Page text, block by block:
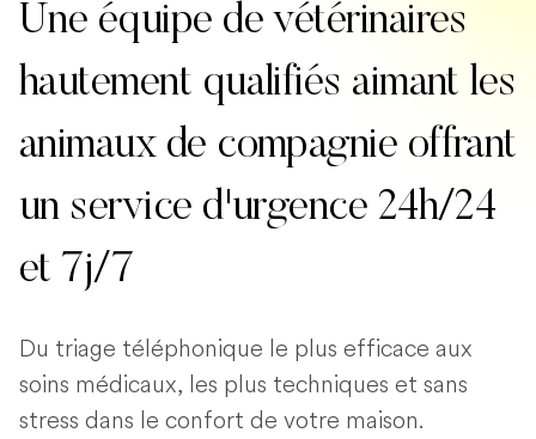
Une équipe de vétérinaires
hautement qualifiés aimant les
animaux de compagnie offrant
un service d'urgence 24h/24
et 7j/7
Du triage téléphonique le plus efficace aux
soins médicaux, les plus techniques et sans
stress dans le confort de votre maison.